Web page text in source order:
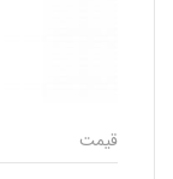
قیمت